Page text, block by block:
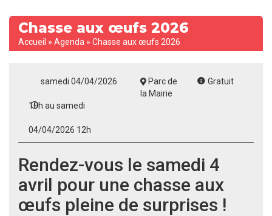
Chasse aux œufs 2026
Accueil » Agenda » Chasse aux œufs 2026
samedi 04/04/2026
10h au samedi
04/04/2026 12h
Parc de
la Mairie
Gratuit
Rendez-vous le samedi 4
avril pour une chasse aux
œufs pleine de surprises !